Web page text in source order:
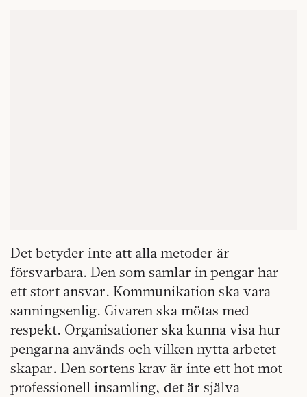
Det betyder inte att alla metoder är
försvarbara. Den som samlar in pengar har
ett stort ansvar. Kommunikation ska vara
sanningsenlig. Givaren ska mötas med
respekt. Organisationer ska kunna visa hur
pengarna används och vilken nytta arbetet
skapar. Den sortens krav är inte ett hot mot
professionell insamling, det är själva